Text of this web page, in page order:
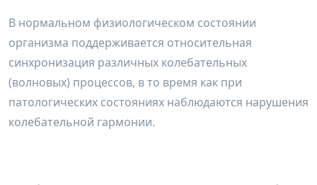
В нормальном физиологическом состоянии
организма поддерживается относительная
синхронизация различных колебательных
(волновых) процессов, в то время как при
патологических состояниях наблюдаются нарушения
колебательной гармонии.